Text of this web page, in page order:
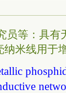
员等：具有
纳米线用于